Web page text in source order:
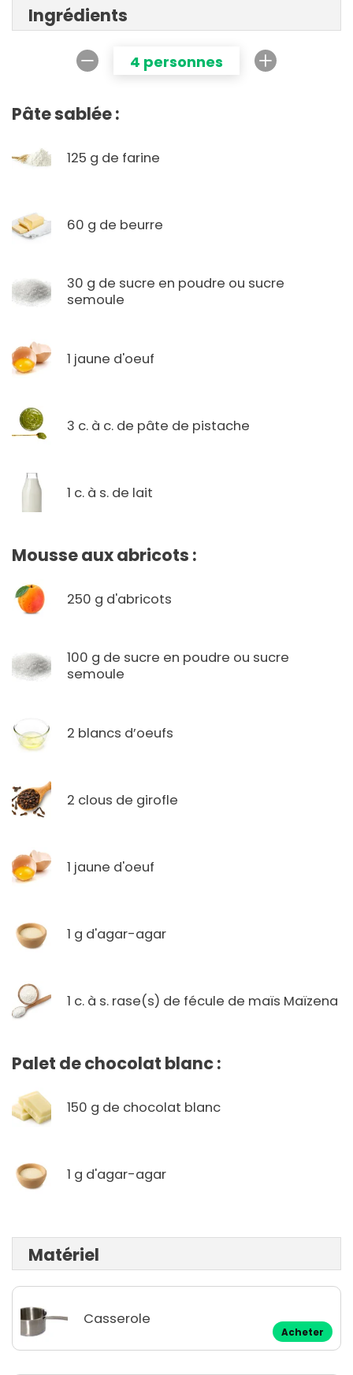
Ingrédients
4 personnes
Pâte sablée :
125 g de farine
60 g de beurre
30 g de sucre en poudre ou sucre
semoule
1 jaune d'oeuf
3 c. à c. de pâte de pistache
1 c. à s. de lait
Mousse aux abricots :
250 g d'abricots
100 g de sucre en poudre ou sucre
semoule
2 blancs d’oeufs
2 clous de girofle
1 jaune d'oeuf
1 g d'agar-agar
1 c. à s. rase(s) de fécule de maïs Maïzena
Palet de chocolat blanc :
150 g de chocolat blanc
1 g d'agar-agar
Matériel
Casserole
Acheter